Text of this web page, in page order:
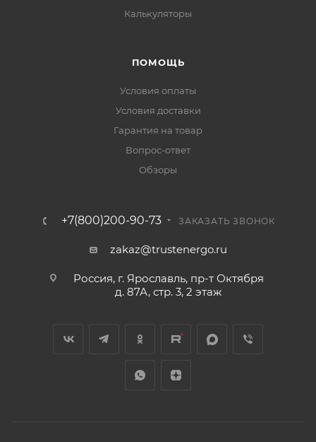
Калькуляторы
ПОМОЩЬ
Условия оплаты
Условия доставки
Гарантия на товар
Вопрос-ответ
Обзоры
+7(800)200-90-73 ЗАКАЗАТЬ ЗВОНОК
zakaz@trustenergo.ru
Россия, г. Ярославль, пр-т Октября
д. 87А, стр. 3, 2 этаж